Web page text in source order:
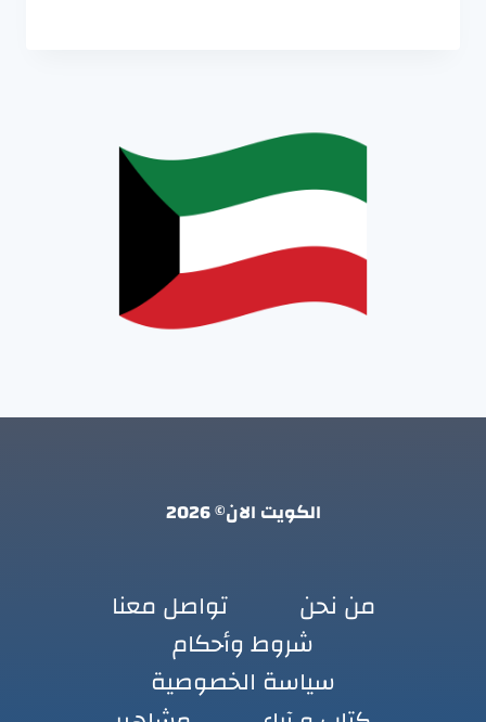
الكويت الان© 2026
من نحن
تواصل معنا
شروط وأحكام
سياسة الخصوصية